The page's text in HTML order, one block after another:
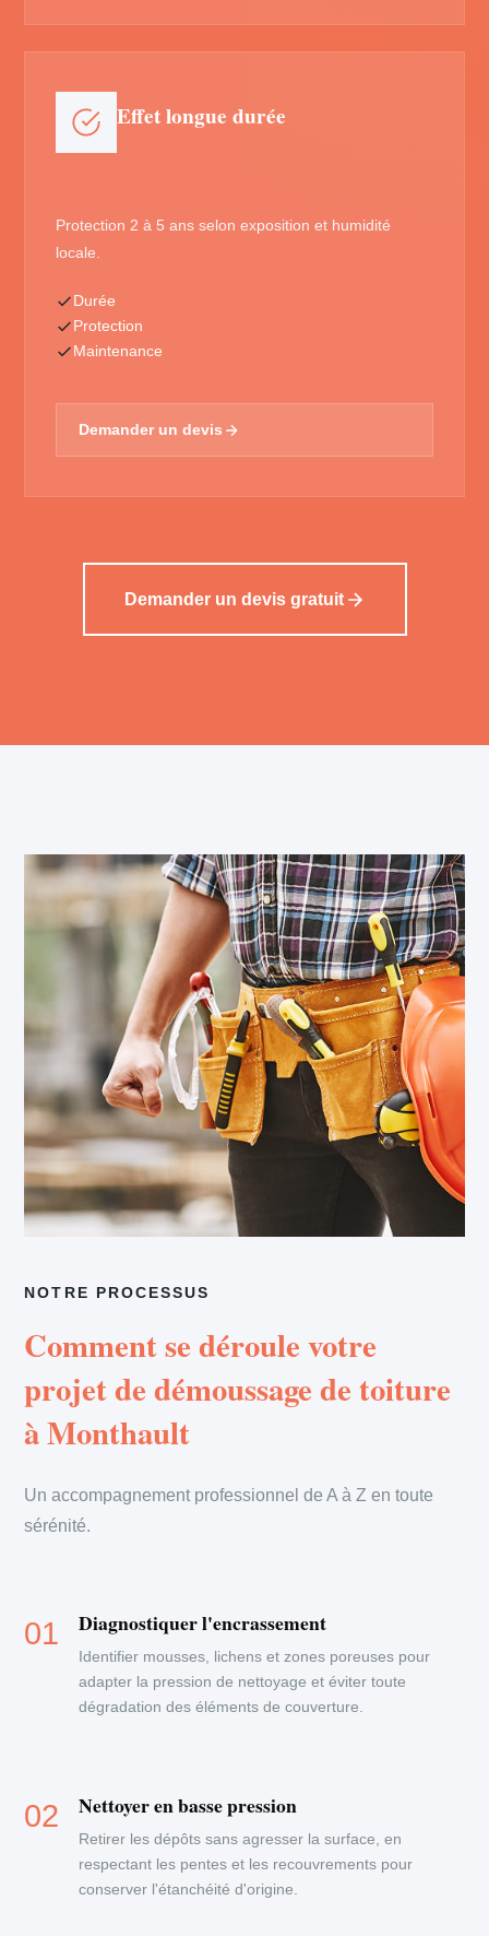
Effet longue durée
Protection 2 à 5 ans selon exposition et humidité
locale.
Durée
Protection
Maintenance
Demander un devis
Demander un devis gratuit
NOTRE PROCESSUS
Comment se déroule votre
projet de démoussage de toiture
à Monthault
Un accompagnement professionnel de A à Z en toute
sérénité.
Diagnostiquer l'encrassement
Identifier mousses, lichens et zones poreuses pour
adapter la pression de nettoyage et éviter toute
dégradation des éléments de couverture.
Nettoyer en basse pression
Retirer les dépôts sans agresser la surface, en
respectant les pentes et les recouvrements pour
conserver l'étanchéité d'origine.